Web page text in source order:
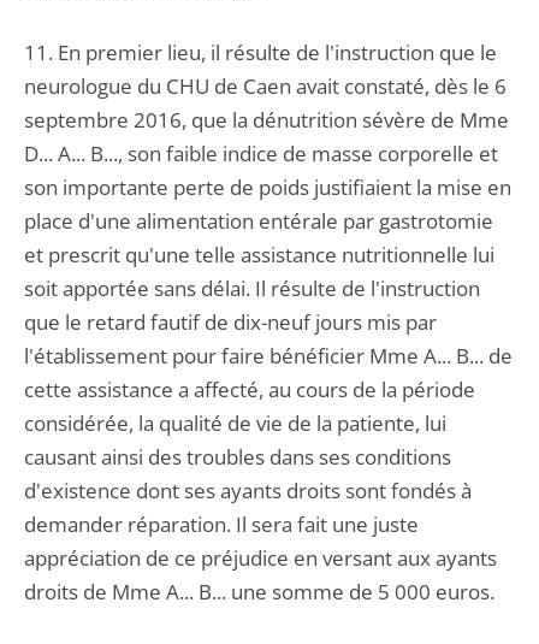
11. En premier lieu, il résulte de l'instruction que le
neurologue du CHU de Caen avait constaté, dès le 6
septembre 2016, que la dénutrition sévère de Mme
D... A... B..., son faible indice de masse corporelle et
son importante perte de poids justifiaient la mise en
place d'une alimentation entérale par gastrotomie
et prescrit qu'une telle assistance nutritionnelle lui
soit apportée sans délai. Il résulte de l'instruction
que le retard fautif de dix-neuf jours mis par
l'établissement pour faire bénéficier Mme A... B... de
cette assistance a affecté, au cours de la période
considérée, la qualité de vie de la patiente, lui
causant ainsi des troubles dans ses conditions
d'existence dont ses ayants droits sont fondés à
demander réparation. Il sera fait une juste
appréciation de ce préjudice en versant aux ayants
droits de Mme A... B... une somme de 5 000 euros.